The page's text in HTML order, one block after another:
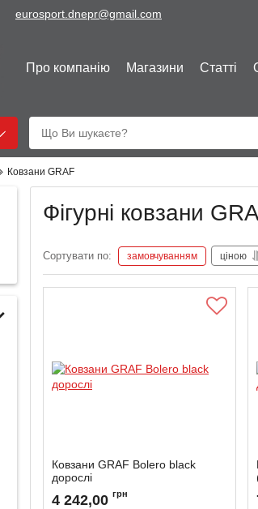
eurosport.dnepr@gmail.com
Про компанію Магазини Статті
Ковзани GRAF
Фігурні ковзани
Сортувати по: замовчуванням ціною
Ковзани GRAF Bolero black
дорослі
BOLERO-MB-41
4 242,00 грн